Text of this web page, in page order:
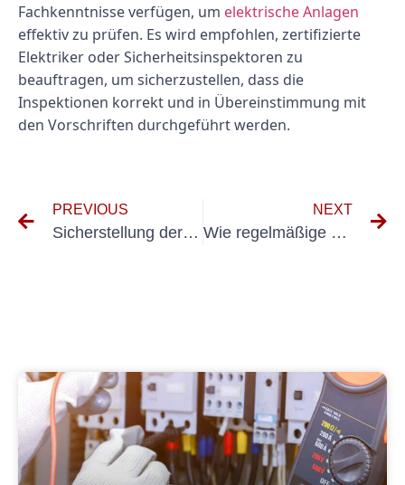
Fachkenntnisse verfügen, um elektrische Anlagen
effektiv zu prüfen. Es wird empfohlen, zertifizierte
Elektriker oder Sicherheitsinspektoren zu
beauftragen, um sicherzustellen, dass die
Inspektionen korrekt und in Übereinstimmung mit
den Vorschriften durchgeführt werden.
PREVIOUS
Sicherstellung der DGUV 3-Konformität: Tipps für den Erfolg
NEXT
Wie regelmäßige UVV-Prüfungen die Wirksamkeit von PSA am Arbeitsplatz verbessern können